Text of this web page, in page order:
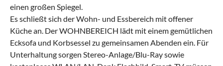
einen großen Spiegel.
Es schließt sich der Wohn- und Essbereich mit offener
Küche an. Der WOHNBEREICH lädt mit einem gemütlichen
Ecksofa und Korbsessel zu gemeinsamen Abenden ein. Für
Unterhaltung sorgen Stereo-Anlage/Blu-Ray sowie